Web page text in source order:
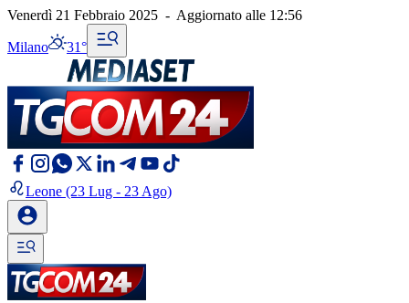
Venerdì 21 Febbraio 2025 - Aggiornato alle 12:56
Milano 31°
Leone (23 Lug - 23 Ago)